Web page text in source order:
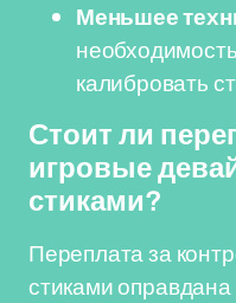
Меньшее
калибровать
Стоит ли
игровые
стиками?
Переплата за
стиками оправдана